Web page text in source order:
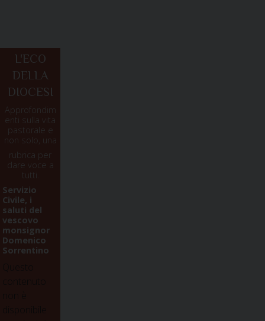
L'ECO
DELLA
DIOCESI
Approfondim
enti sulla vita
pastorale e
non solo, una
rubrica per
dare voce a
tutti.
Servizio
Civile, i
saluti del
vescovo
monsignor
Domenico
Sorrentino